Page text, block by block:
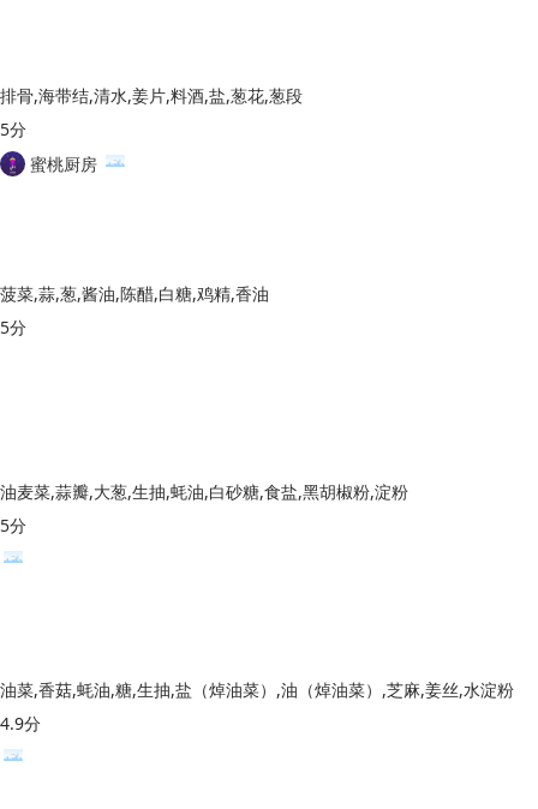
排骨,海带结,清水,姜片,料酒,盐,葱花,葱段
5分
蜜桃厨房
菠菜,蒜,葱,酱油,陈醋,白糖,鸡精,香油
5分
油麦菜,蒜瓣,大葱,生抽,蚝油,白砂糖,食盐,黑胡椒粉,淀粉
5分
油菜,香菇,蚝油,糖,生抽,盐（焯油菜）,油（焯油菜）,芝麻,姜丝,水淀粉
4.9分